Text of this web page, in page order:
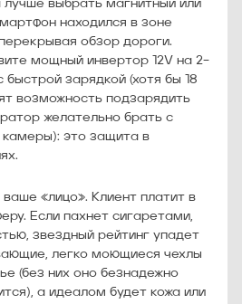
выбрать магнитный или
находился в зоне
обзор дороги.
мощный инвертор 12V на 2–
быстрой зарядкой (хотя бы 18
возможность подзарядить
желательно брать с
это защита в
«лицо». Клиент платит в
Если пахнет сигаретами,
звездный рейтинг упадет
легко моющиеся чехлы
(без них оно безнадежно
а идеалом будет кожа или